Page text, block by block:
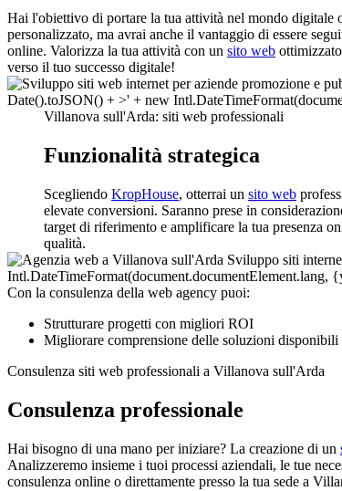
Hai l'obiettivo di portare la tua attività nel mondo
personalizzato, ma avrai anche il vantaggio di essere
online. Valorizza la tua attività con un sito web
verso il tuo successo digitale!
Villanova sull'Arda: siti web professionali
Funzionalità strategica
Scegliendo KropHouse, otterrai un sito web
elevate conversioni. Saranno prese in
target di riferimento e amplificare la tua presenza
qualità.
Con la consulenza della web agency puoi:
Strutturare progetti con migliori ROI
Migliorare comprensione delle soluzioni disponibili
Consulenza siti web professionali a Villanova sull'Arda
Consulenza professionale
Hai bisogno di una mano per iniziare? La creazione di un
Analizzeremo insieme i tuoi processi aziendali, le tue
consulenza online o direttamente presso la tua sede a